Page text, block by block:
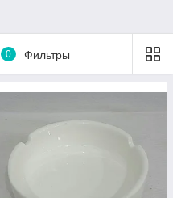
0 Фильтры